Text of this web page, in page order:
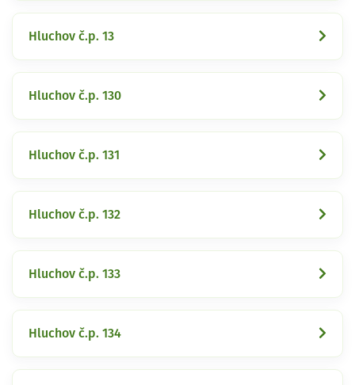
Hluchov č.p. 13
Hluchov č.p. 130
Hluchov č.p. 131
Hluchov č.p. 132
Hluchov č.p. 133
Hluchov č.p. 134